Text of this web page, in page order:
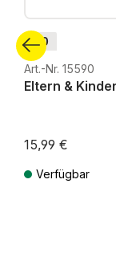
H0
Art.-Nr. 15590
Eltern & Kinder
15,99 €
Verfügbar